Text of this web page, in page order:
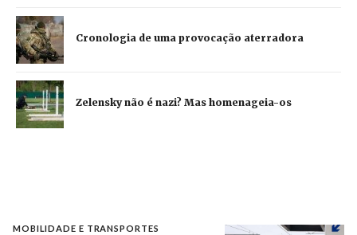
Cronologia de uma provocação aterradora
Zelensky não é nazi? Mas homenageia-os
MOBILIDADE E TRANSPORTES